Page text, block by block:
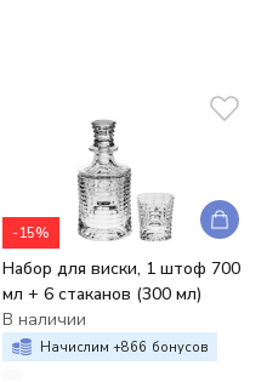
-15%
Набор для виски, 1 штоф 700
мл + 6 стаканов (300 мл)
В наличии
Начислим +866 бонусов